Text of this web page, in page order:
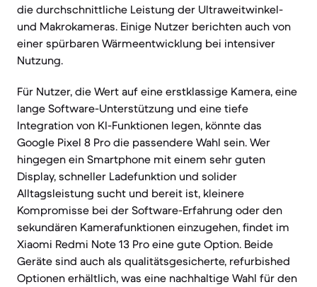
die durchschnittliche Leistung der Ultraweitwinkel-
und Makrokameras. Einige Nutzer berichten auch von
einer spürbaren Wärmeentwicklung bei intensiver
Nutzung.
Für Nutzer, die Wert auf eine erstklassige Kamera, eine
lange Software-Unterstützung und eine tiefe
Integration von KI-Funktionen legen, könnte das
Google Pixel 8 Pro die passendere Wahl sein. Wer
hingegen ein Smartphone mit einem sehr guten
Display, schneller Ladefunktion und solider
Alltagsleistung sucht und bereit ist, kleinere
Kompromisse bei der Software-Erfahrung oder den
sekundären Kamerafunktionen einzugehen, findet im
Xiaomi Redmi Note 13 Pro eine gute Option. Beide
Geräte sind auch als qualitätsgesicherte, refurbished
Optionen erhältlich, was eine nachhaltige Wahl für den